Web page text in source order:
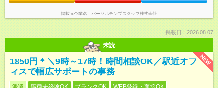
掲載元企業名 パーソルテンプスタッフ株式会社
掲載日：2026.08.07
未読
NEW
1850円＊＼9時～17時！時間相談OK／駅近オフ
ィスで幅広サポートの事務
派遣 職種未経験OK ブランクOK WEB登録・面接OK